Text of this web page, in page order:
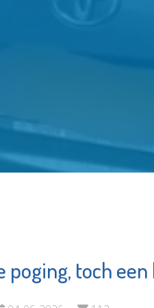
poging, toch een